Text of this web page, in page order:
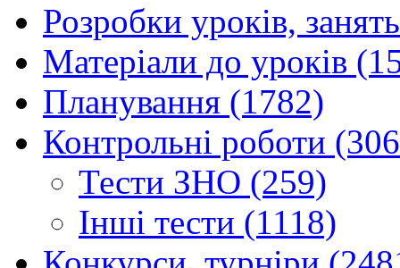
Розробки уроків,
Матеріали до уроків
Планування (1782)
Контрольні роботи
Тести ЗНО (259)
Інші тести (1118)